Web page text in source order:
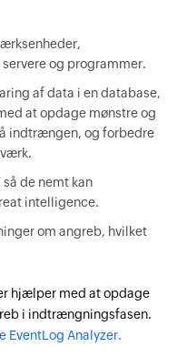
og programmer.
af data i en database,
at opdage mønstre og
indtrængen, og forbedre
de nemt kan
intelligence.
om angreb, hvilket
hjælper med at opdage
i indtrængningsfasen.
EventLog Analyzer.